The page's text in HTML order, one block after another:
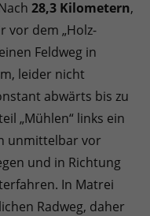
28,3 Kilometern,
vor dem „Holz-
Feldweg in
leider nicht
abwärts bis zu
„Mühlen“ links ein
unmittelbar vor
und in Richtung
In Matrei
Radweg, daher